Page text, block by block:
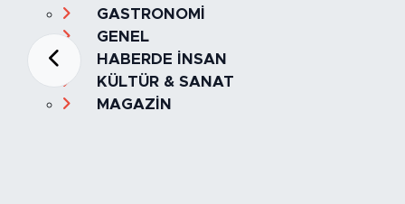
GASTRONOMİ
GENEL
HABERDE İNSAN
KÜLTÜR & SANAT
MAGAZİN